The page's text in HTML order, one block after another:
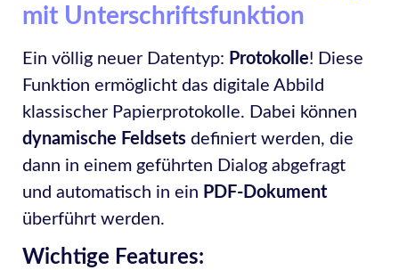
mit Unterschriftsfunktion
Ein völlig neuer Datentyp: Protokolle! Diese
Funktion ermöglicht das digitale Abbild
klassischer Papierprotokolle. Dabei können
dynamische Feldsetsdefiniert werden, die
dann in einem geführten Dialog abgefragt
und automatisch in ein PDF-Dokument
überführt werden.
Wichtige Features: